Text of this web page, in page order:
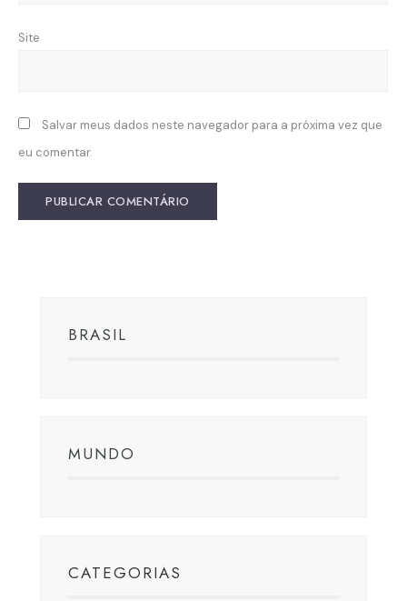
Site
Salvar meus dados neste navegador para a próxima vez que
eu comentar.
BRASIL
MUNDO
CATEGORIAS